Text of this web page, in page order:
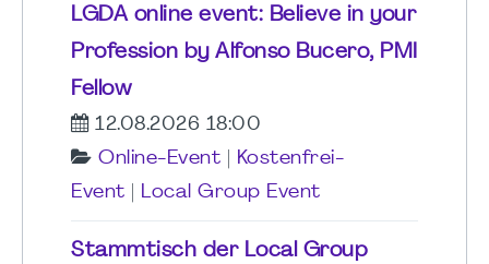
LGDA online event: Believe in your
Profession by Alfonso Bucero, PMI
Fellow
12.08.2026 18:00
Online-Event
Kostenfrei-
Event
Local Group Event
Stammtisch der Local Group